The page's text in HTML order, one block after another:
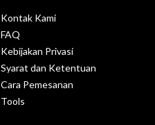
Kontak Kami
FAQ
Kebijakan Privasi
Syarat dan Ketentuan
Cara Pemesanan
Tools